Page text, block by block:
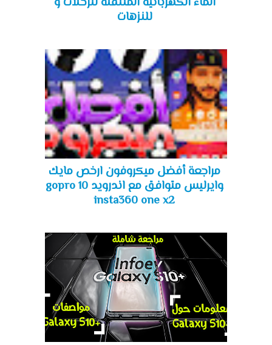
للنزهات
مراجعة أفضل ميكروفون ارخص مايك
وايرليس متوافق مع اندرويد gopro 10
insta360 one x2